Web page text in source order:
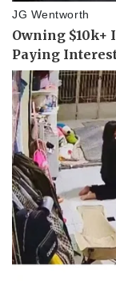
Kinh tế
Bất động sản
Khởi nghiệp